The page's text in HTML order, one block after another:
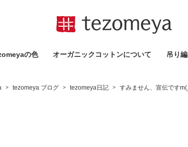
の⾊ オーガニックコットンについて 吊り
> tezomeya ブログ > tezomeya日記 > すみません、宣伝です